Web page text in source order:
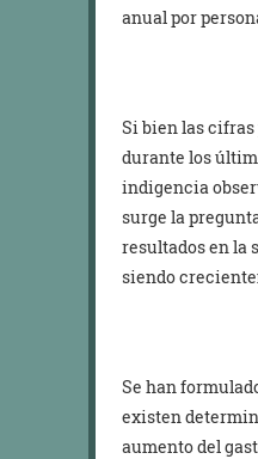
anual por
Si bien las
durante los
indigencia
surge la
resultados en la
siendo
Se han
existen
aumento del